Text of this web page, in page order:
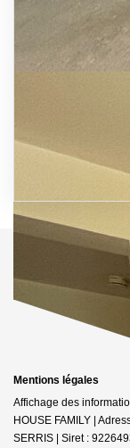
Mentions légales
Affichage des
HOUSE FAMILY |
SERRIS | Siret :